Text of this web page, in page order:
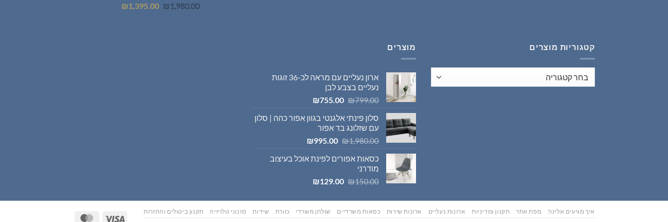
₪ 1,980.00
המחיר
₪1,395.00
המחיר
קטגוריות מוצרים
מוצרים
ארון נעליים עם מראה לכ-36 זוגות
נעליים בצבע לבן
₪799.00
המחיר
היה:
₪799.00.
₪755.00
המחיר
הוא:
סלון פינתי אלגנטי בגוון אפור כהה | סלון
עם שזלונג בד אפור
₪1,980.00
המחיר
היה:
₪995.00
המחיר
הוא:
כסאות אפורים לפינת אוכל בעיצוב
מודרני
₪150.00
המחיר
היה:
₪150.00.
₪129.00
המחיר
הוא:
₪129.00.
Visa
איך מגיעים אלינו? מפת אתר תקנון ומדיניות ארונות נעליים ארונות שירות כסאות משרדיים שולחן משרדי כוורת שידות מזנוני טלויזיה תקנון ביטולים והחזרות